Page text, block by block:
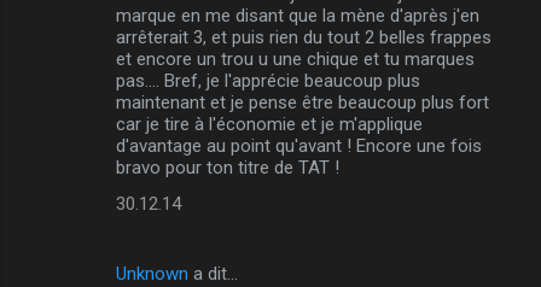
marque en me disant que la mène d'après j'en
arrêterait 3, et puis rien du tout 2 belles frappes
et encore un trou u une chique et tu marques
pas.... Bref, je l'apprécie beaucoup plus
maintenant et je pense être beaucoup plus fort
car je tire à l'économie et je m'applique
d'avantage au point qu'avant ! Encore une fois
bravo pour ton titre de TAT !
30.12.14
Unknown a dit…